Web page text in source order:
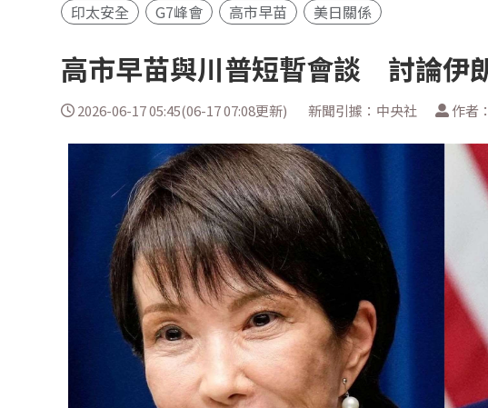
印太安全
G7峰會 高市早苗 美日關係
高市早苗與川普短暫會談 討論伊
2026-06-17 05:45(06-17 07:08更新) 新聞引據：中央社 作者